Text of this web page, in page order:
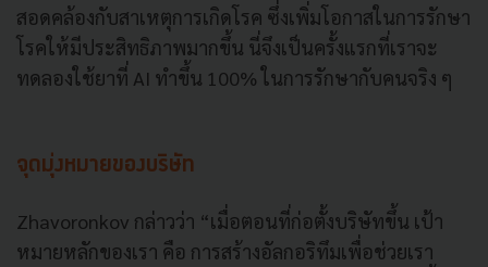
สอดคล้องกับสาเหตุการเกิดโรค ซึ่งเพิ่มโอกาสในการรักษา
โรคให้มีประสิทธิภาพมากขึ้น นี่จึงเป็นครั้งแรกที่เราจะ
ทดลองใช้ยาที่ AI ทำขึ้น 100% ในการรักษากับคนจริง ๆ
จุดมุ่งหมายของบริษัท
Zhavoronkov กล่าวว่า “เมื่อตอนที่ก่อตั้งบริษัทขึ้น เป้า
หมายหลักของเรา คือ การสร้างอัลกอริทึมเพื่อช่วยเรา